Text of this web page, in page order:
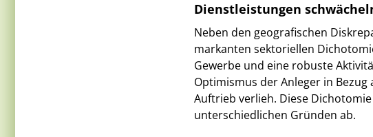
Dienstleistungen
Neben den geografischen
markanten sektoriellen
Gewerbe und eine robuste
Optimismus der Anleger in
Auftrieb verlieh. Diese
unterschiedlichen Gründen ab.